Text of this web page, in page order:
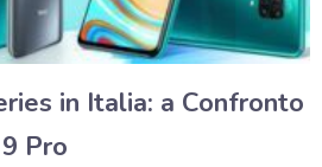
in Italia: a Confronto
Pro